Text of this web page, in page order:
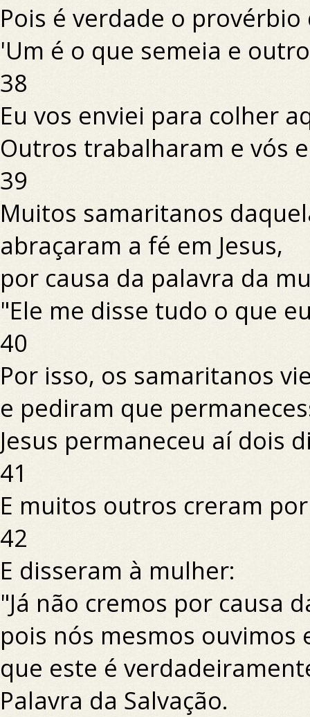
Pois é verdade o provérbio
'Um é o que semeia e
38
Eu vos enviei para colher
Outros trabalharam e vós
39
Muitos samaritanos
abraçaram a fé em Jesus,
por causa da palavra da
"Ele me disse tudo o que
40
Por isso, os samaritanos
e pediram que
Jesus permaneceu aí dois
41
E muitos outros creram
42
E disseram à mulher:
"Já não cremos por causa
pois nós mesmos ouvimos
que este é
Palavra da Salvação.